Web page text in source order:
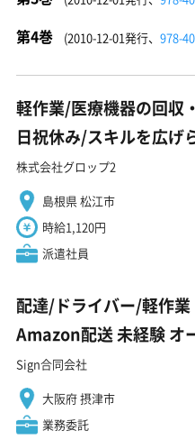
第4巻 (2010-12-01発行、 978-
軽作業/医療機器の回収
日祝休み/スキルを広げ
株式会社グロップ2
島根県 松江市
時給1,120円
派遣社員
配達/ドライバー/軽作
Amazon配送 未経験 オ
Sign合同会社
大阪府 摂津市
業務委託